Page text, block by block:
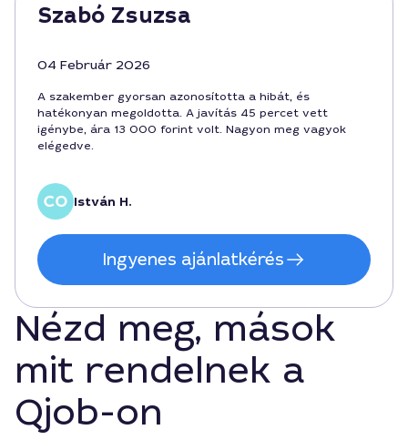
Szabó Zsuzsa
04 Február 2026
A szakember gyorsan azonosította a hibát, és
hatékonyan megoldotta. A javítás 45 percet vett
igénybe, ára 13 000 forint volt. Nagyon meg vagyok
elégedve.
István H.
Ingyenes ajánlatkérés
Nézd meg, mások
mit rendelnek a
Qjob-on